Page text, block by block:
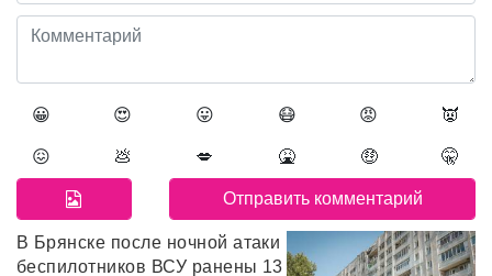
😀 😍 😛 😷 😡 👿
😖 💩 💋 🤮 🤑 🤫
В Брянске после ночной атаки
беспилотников ВСУ ранены 13